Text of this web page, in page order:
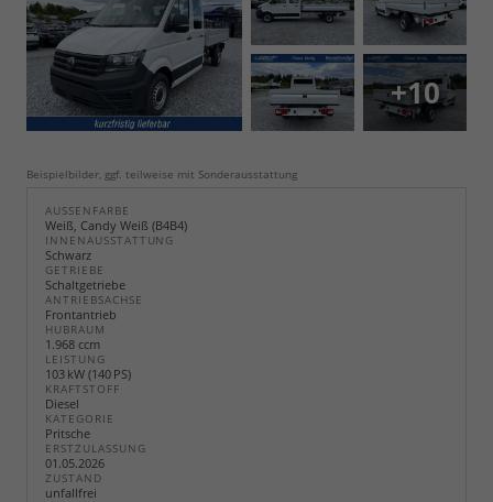
+10
Beispielbilder, ggf. teilweise mit Sonderausstattung
AUSSENFARBE
Weiß, Candy Weiß (B4B4)
INNENAUSSTATTUNG
Schwarz
GETRIEBE
Schaltgetriebe
ANTRIEBSACHSE
Frontantrieb
HUBRAUM
1.968 ccm
LEISTUNG
103 kW (140 PS)
KRAFTSTOFF
Diesel
KATEGORIE
Pritsche
ERSTZULASSUNG
01.05.2026
ZUSTAND
unfallfrei